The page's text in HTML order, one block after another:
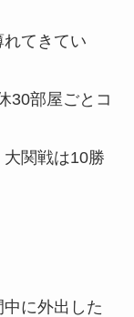
てきてい
30部屋ごとコ
関戦は10勝
に外出した